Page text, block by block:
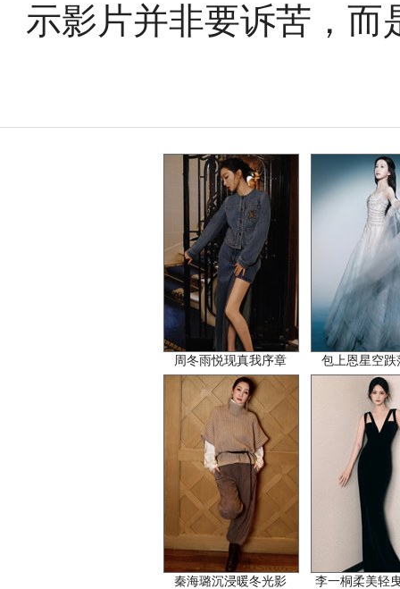
示影片并非要诉苦，而
周冬雨悦现真我序章 包上恩星空跌
秦海璐沉浸暖冬光影 李一桐柔美轻